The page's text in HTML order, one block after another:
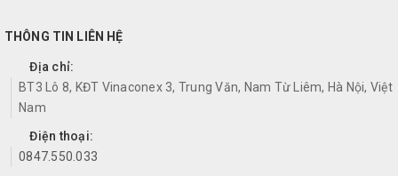
THÔNG TIN LIÊN HỆ
Địa chỉ:
BT3 Lô 8, KĐT Vinaconex 3, Trung Văn, Nam Từ Liêm, Hà Nội, Việt
Nam
Điện thoại:
0847.550.033